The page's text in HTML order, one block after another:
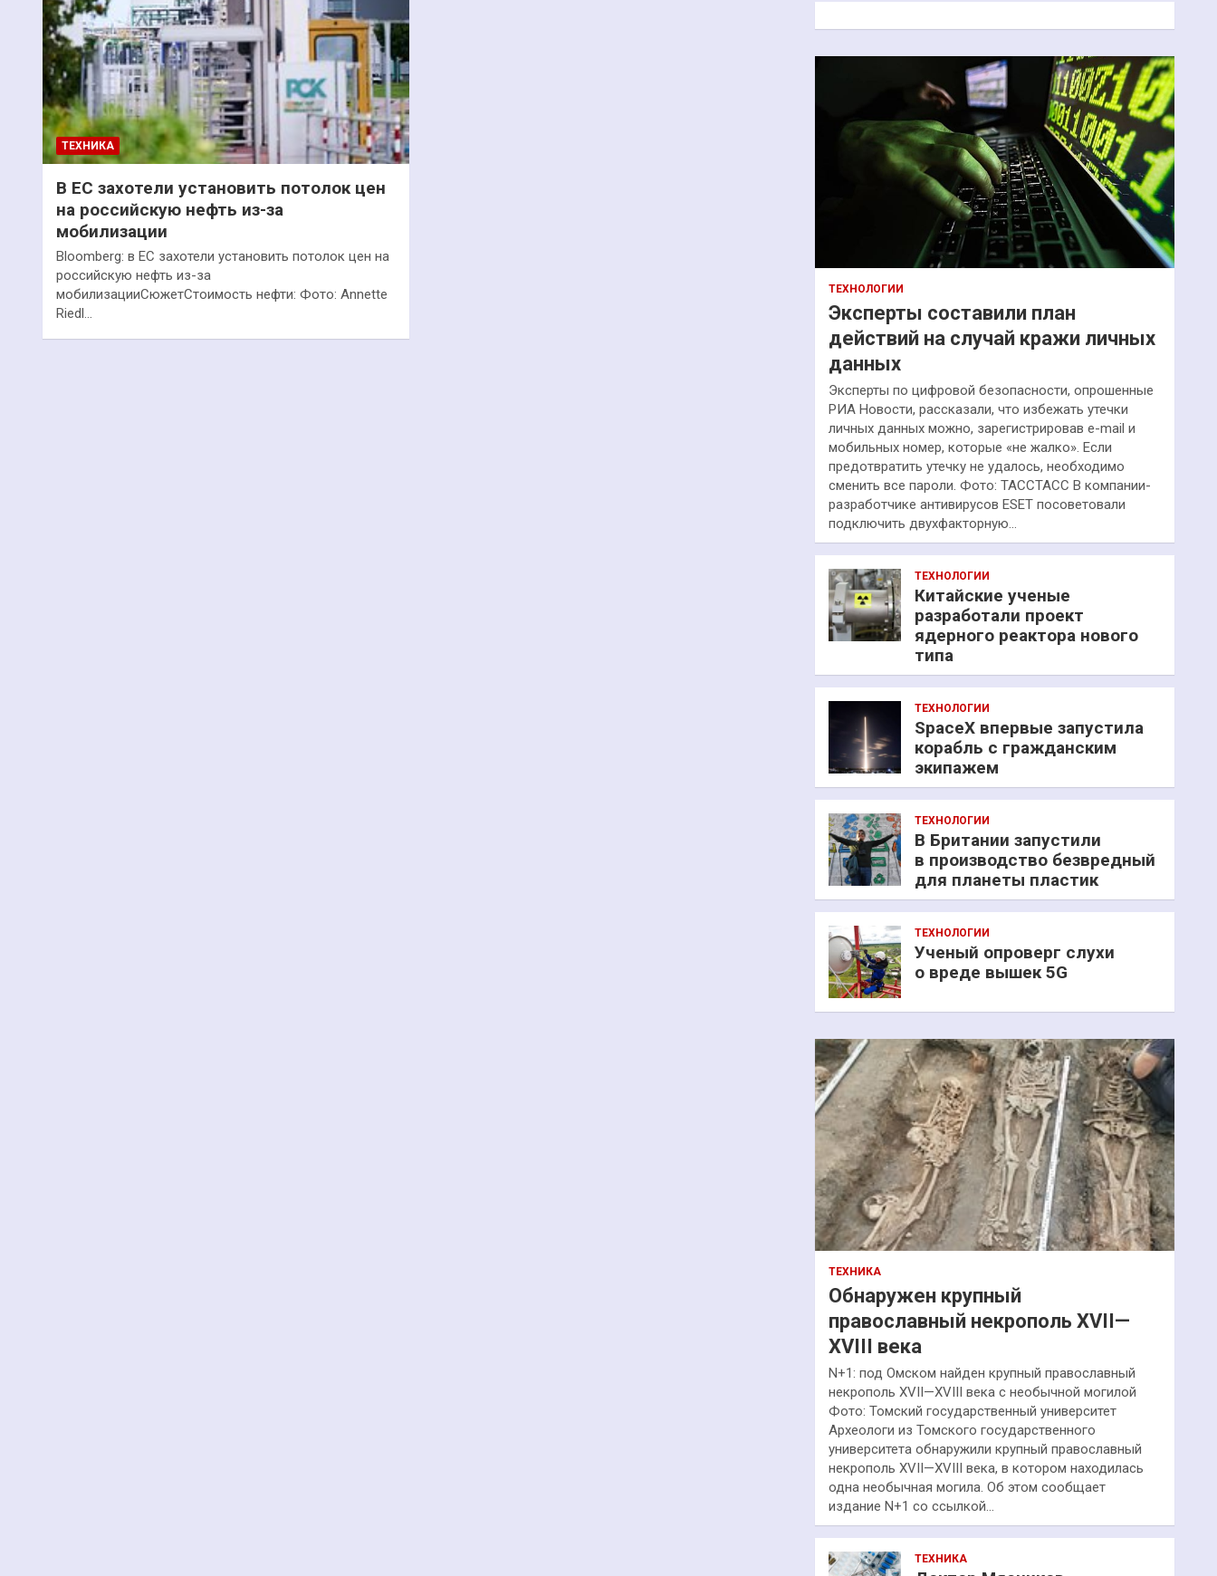
ТЕХНИКА
В ЕС захотели установить потолок цен
на российскую нефть из-за
мобилизации
Bloomberg: в ЕС захотели установить потолок цен на
российскую нефть из-за
мобилизацииСюжетСтоимость нефти: Фото: Annette
Riedl…
к
ТЕХНОЛОГИИ
Эксперты составили план
действий на случай кражи личных
данных
Эксперты по цифровой безопасности, опрошенные
РИА Новости, рассказали, что избежать утечки
личных данных можно, зарегистрировав e-mail и
мобильных номер, которые «не жалко». Если
предотвратить утечку не удалось, необходимо
сменить все пароли. Фото: ТАССТАСС В компании-
разработчике антивирусов ESET посоветовали
подключить двухфакторную…
ТЕХНОЛОГИИ
Китайские ученые
разработали проект
ядерного реактора нового
типа
ТЕХНОЛОГИИ
SpaceX впервые запустила
корабль с гражданским
экипажем
ТЕХНОЛОГИИ
В Британии запустили
в производство безвредный
для планеты пластик
ТЕХНОЛОГИИ
Ученый опроверг слухи
о вреде вышек 5G
ТЕХНИКА
Обнаружен крупный
православный некрополь XVII—
XVIII века
N+1: под Омском найден крупный православный
некрополь XVII—XVIII века с необычной могилой
Фото: Томский государственный университет
Археологи из Томского государственного
университета обнаружили крупный православный
некрополь XVII—XVIII века, в котором находилась
одна необычная могила. Об этом сообщает
издание N+1 со ссылкой…
ТЕХНИКА